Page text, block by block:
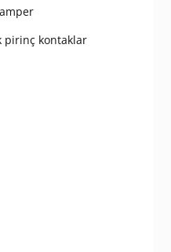
pirinç kontaklar